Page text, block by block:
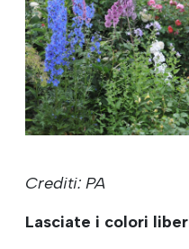
Crediti: PA
Lasciate i colori